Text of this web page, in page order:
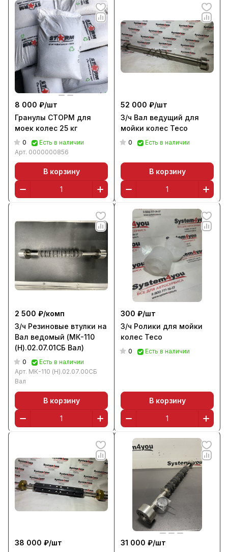
8 000 ₽/шт
Гранулы СТОРМ для
моек колес 25 кг
0
Есть в наличии
Арт. 0000000856
В корзину
52 000 ₽/шт
З/ч Вал ведущий для
мойки колес Тесо
0 Есть в наличии
В корзину
2 500 ₽/комп
З/ч Резиновые втулки на
Вал ведомый (МК-110
(Н).02.07.01СБ Вал)
0
Есть в наличии
Арт. МК-110 (Н).02.07.00СБ
Вал
В корзину
300 ₽/шт
З/ч Ролики для мойки
колес Тесо
0 Есть в наличии
В корзину
38 000 ₽/шт
31 000 ₽/шт